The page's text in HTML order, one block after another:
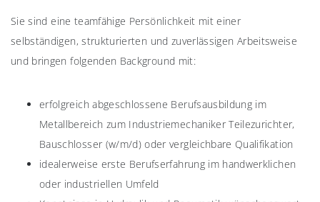
Sie sind eine teamfähige Persönlichkeit mit einer
selbständigen, strukturierten und zuverlässigen Arbeitsweise
und bringen folgenden Background mit:
erfolgreich abgeschlossene Berufsausbildung im
Metallbereich zum Industriemechaniker Teilezurichter,
Bauschlosser (w/m/d) oder vergleichbare Qualifikation
idealerweise erste Berufserfahrung im handwerklichen
oder industriellen Umfeld